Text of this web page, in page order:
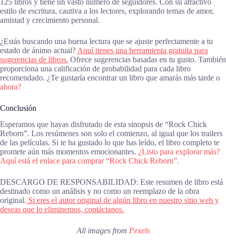
estilo de escritura, cautiva a los lectores, explorando temas de amor,
amistad y crecimiento personal.
¿Estás buscando una buena lectura que se ajuste perfectamente a tu
estado de ánimo actual? Aquí tienes una herramienta gratuita para
sugerencias de libros. Ofrece sugerencias basadas en tu gusto. También
proporciona una calificación de probabilidad para cada libro
recomendado. ¿Te gustaría encontrar un libro que amarás más tarde o
ahora?
Conclusión
Esperamos que hayas disfrutado de esta sinopsis de “Rock Chick
Reborn”. Los resúmenes son solo el comienzo, al igual que los trailers
de las películas. Si te ha gustado lo que has leído, el libro completo te
promete aún más momentos emocionantes. ¿Listo para explorar más?
Aquí está el enlace para comprar “Rock Chick Reborn”.
DESCARGO DE RESPONSABILIDAD: Este resumen de libro está
destinado como un análisis y no como un reemplazo de la obra
original. Si eres el autor original de algún libro en nuestro sitio web y
deseas que lo eliminemos, contáctanos.
All images from Pexels